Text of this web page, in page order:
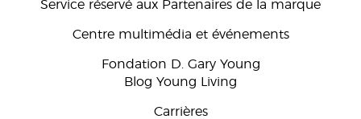
Service réservé aux Partenaires de la marque
Centre multimédia et événements
Fondation D. Gary Young
Blog Young Living
Carrières